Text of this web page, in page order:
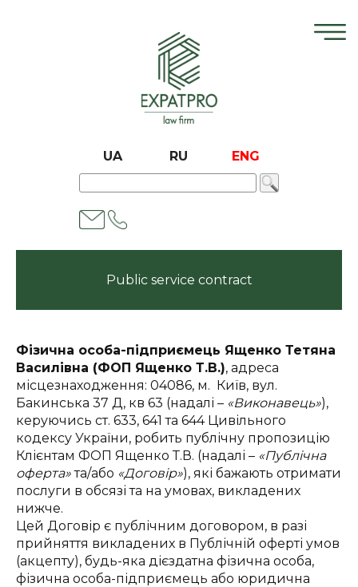
UA RU ENG
Public service contract
Фізична особа-підприємець Ященко Тетяна
Василівна (ФОП Ященко Т.В.), адреса
місцезнаходження: 04086, м. Київ, вул.
Бакинська 37 Д, кв 63 (надалі – «Виконавець»),
керуючись ст. 633, 641 та 644 Цивільного
кодексу України, робить публічну пропозицію
Клієнтам ФОП Ященко Т.В. (надалі – «Публічна
оферта»та/або «Договір»), які бажають отримати
послуги в обсязі та на умовах, викладених
нижче.
Цей Договір є публічним договором, в разі
прийняття викладених в Публічній оферті умов
(акцепту), будь-яка дієздатна фізична особа,
фізична особа-підприємець або юридична